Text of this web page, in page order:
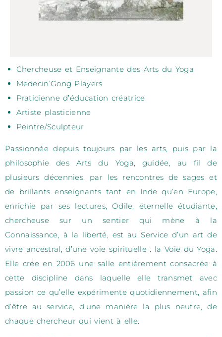
Chercheuse et Enseignante des Arts du Yoga
Medecin’Gong Players
Praticienne d’éducation créatrice
Artiste plasticienne
Peintre/Sculpteur
Passionnée depuis toujours par les arts, puis par la
philosophie des Arts du Yoga, guidée, au fil de
plusieurs décennies, par les rencontres de sages et
de brillants enseignants tant en Inde qu’en Europe,
enrichie par ses lectures, Odile, éternelle étudiante,
chercheuse sur un sentier qui mène à la
Connaissance, à la liberté, est au Service d’un art de
vivre ancestral, d’une voie spirituelle : la Voie du Yoga.
Elle crée en 2006 une salle entièrement consacrée à
cette discipline dans laquelle elle transmet avec
passion ce qu’elle expérimente quotidiennement, afin
d’être au service, d’une manière la plus neutre, de
chaque chercheur qui vient à elle.